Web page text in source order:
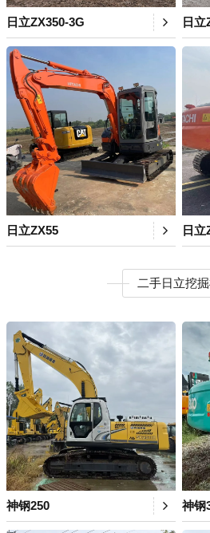
日立ZX350-3G 日立
日立ZX55 日
二手日立挖
神钢250 神钢